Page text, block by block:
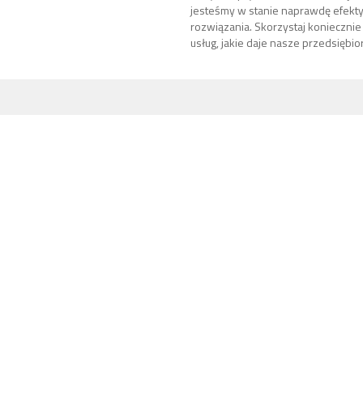
jesteśmy w stanie naprawdę
rozwiązania. Skorzystaj
usług, jakie daje nasze